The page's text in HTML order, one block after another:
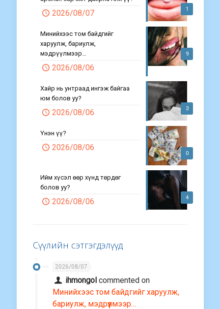
1
2026/08/07
9
Минийхээс том байдгийг
харуулж, бариулж,
мэдрүүлмээр…
2026/08/06
3
Хайр нь унтраад ингэж байгаа
юм болов уу?
2026/08/06
0
Үнэн үү?
2026/08/06
4
Ийм хүсэл өөр хүнд төрдөг
болов уу?
2026/08/06
Сүүлийн сэтгэгдэлүүд
2026/08/07
ihmongol commented on
Минийхээс том байдгийг харуулж,
бариулж, мэдрүүлмээр…